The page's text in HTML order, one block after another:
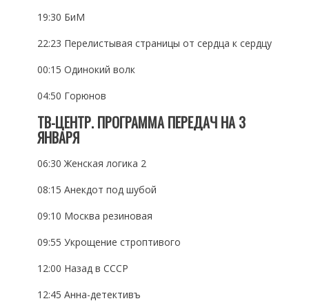
19:30 БиМ
22:23 Перелистывая страницы от сердца к сердцу
00:15 Одинокий волк
04:50 Горюнов
ТВ-ЦЕНТР. ПРОГРАММА ПЕРЕДАЧ НА 3
ЯНВАРЯ
06:30 Женская логика 2
08:15 Анекдот под шубой
09:10 Москва резиновая
09:55 Укрощение строптивого
12:00 Назад в СССР
12:45 Анна-детективъ